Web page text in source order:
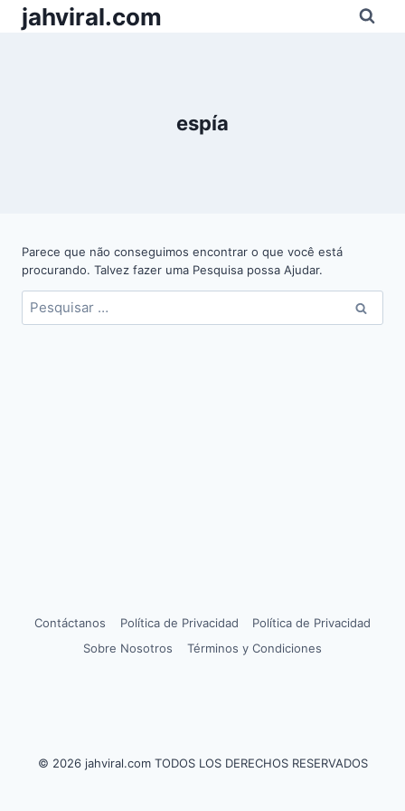
Pular
parajahviral.com
espía
Parece que não conseguimos encontrar o que você está
procurando. Talvez fazer uma Pesquisa possa Ajudar.
por:
Contáctanos Política de Privacidad
Política de Privacidad
Sobre Nosotros
Términos y Condiciones
© 2026 jahviral.com TODOS LOS DERECHOS RESERVADOS